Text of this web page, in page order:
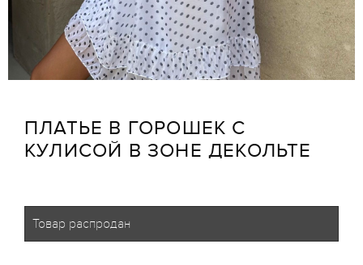
ПЛАТЬЕ В ГОРОШЕК С
КУЛИСОЙ В ЗОНЕ ДЕКОЛЬТЕ
Товар распродан